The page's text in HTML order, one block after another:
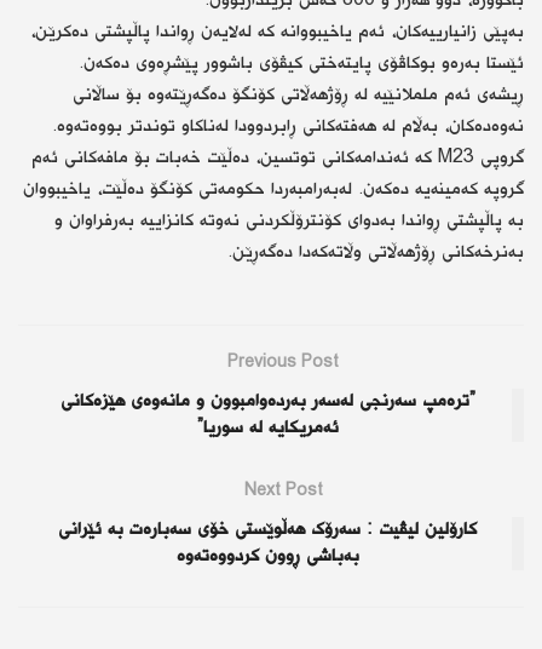
بەپێی زانیارییەکان، ئەم یاخیبووانە کە لەلایەن ڕواندا پاڵپشتی دەکرێن،
ئێستا بەرەو بوکاڤۆی پایتەختی کیڤۆی باشوور پێشڕەوی دەکەن.
ڕیشەی ئەم ململانێیە لە ڕۆژهەڵاتی کۆنگۆ دەگەڕێتەوە بۆ ساڵانی
نەوەدەکان، بەڵام لە هەفتەکانی ڕابردوودا لەناکاو توندتر بووەتەوە.
گروپی M23 کە ئەندامەکانی توتسین، دەڵێت خەبات بۆ مافەکانی ئەم
گروپە کەمینەیە دەکەن. لەبەرامبەردا حکومەتی کۆنگۆ دەڵێت، یاخیبووان
بە پاڵپشتی ڕواندا بەدوای کۆنترۆڵکردنی نەوتە کانزاییە بەرفراوان و
بەنرخەکانی ڕۆژهەڵاتی وڵاتەکەدا دەگەڕێن.
Previous Post
”ترەمپ سەرنجی لەسەر بەردەوامبوون و مانەوەی هێزەکانى
ئەمریکایە لە سوریا”
Next Post
کارۆلین لیڤیت : سەرۆک هەڵوێستی خۆی سەبارەت بە ئێرانی
بەباشی ڕوون کردووەتەوە